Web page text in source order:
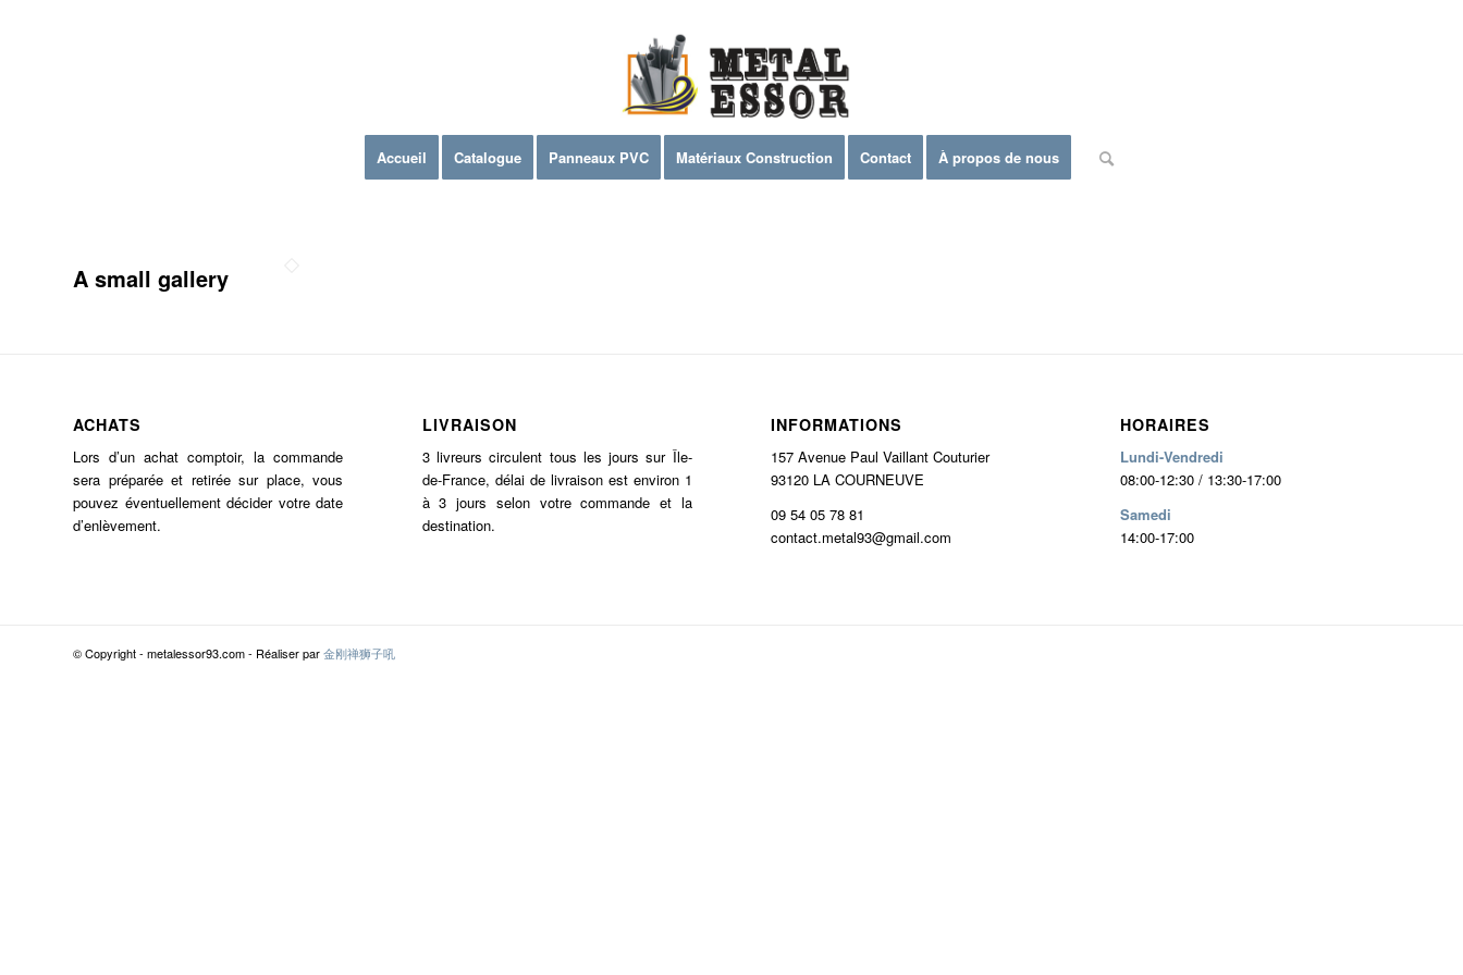
Accueil Catalogue Panneaux PVC Matériaux Construction Contact À propos de nous
A small gallery
ACHATS
Lors d’un achat comptoir, la commande
sera préparée et retirée sur place, vous
pouvez éventuellement décider votre date
d’enlèvement.
LIVRAISON
3 livreurs circulent tous les jours sur Île-
de-France, délai de livraison est environ 1
à 3 jours selon votre commande et la
destination.
INFORMATIONS
157 Avenue Paul Vaillant Couturier
93120 LA COURNEUVE
09 54 05 78 81
contact.metal93@gmail.com
HORAIRES
Lundi-Vendredi
08:00-12:30 / 13:30-17:00
Samedi
14:00-17:00
© Copyright - metalessor93.com - Réaliser par金刚禅狮子吼